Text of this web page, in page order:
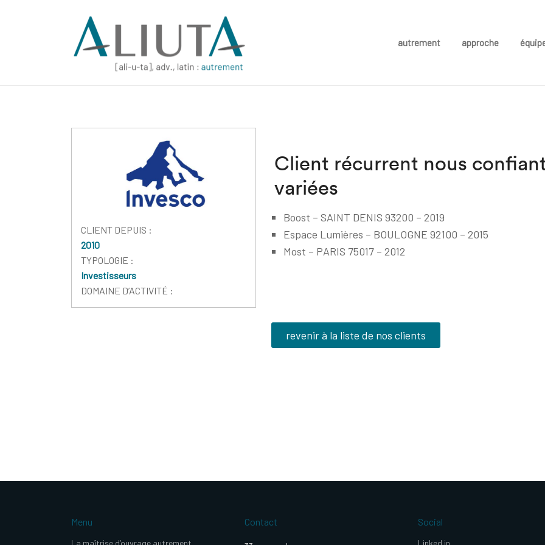
autrement approche
CLIENT DEPUIS :
2010
TYPOLOGIE :
Investisseurs
DOMAINE D’ACTIVITÉ :
Client récurrent nous
variées
Boost – SAINT DENIS 93200 – 2019
Espace Lumières – BOULOGNE 92100 – 2015
Most – PARIS 75017 – 2012
revenir à la liste de nos clients
Menu
La maîtrise d’ouvrage autrement
Contact Social
Linked in